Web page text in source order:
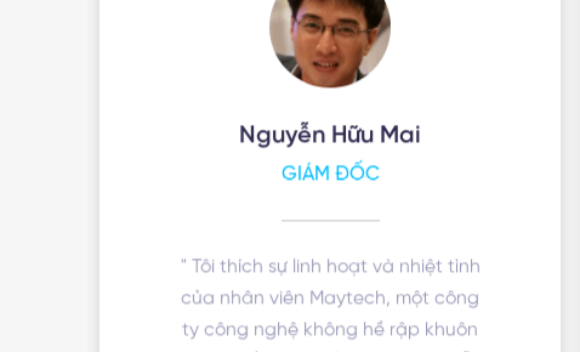
Nguyễn Hữu Mai
GIÁM ĐỐC
" Tôi thích sự linh hoạt và nhiệt tình
của nhân viên Maytech, một công
ty công nghệ không hề rập khuôn